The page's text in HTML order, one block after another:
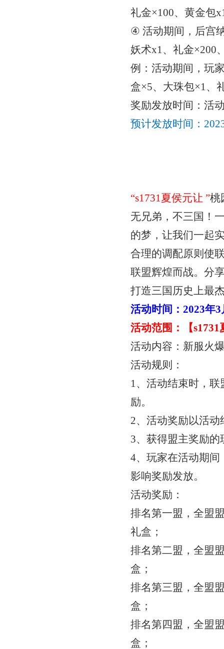
礼金×100、黄金包
④ 活动期间，后宫
妖术x1、礼金×200
例：活动期间，玩
盒×5、大珠包×1、
奖励发放时间：活
预计发放时间：
“s1731夏侯元让”桃
无兄弟，不三国！
的梦，让我们一起
合理的调配原则使
联盟辉煌而战。分
打造三国历史上最
活动时间：2023年
活动范围：【
活动内容：新服火
活动规则：
1、活动结束时，
励。
2、活动奖励以活
3、获得盟主奖励
4、玩家在活动期
影响奖励发放。
活动奖励：
排名第一盟，全盟
礼盒；
排名第二盟，全盟
盒；
排名第三盟，全盟
盒；
排名第四盟，全盟
盒；